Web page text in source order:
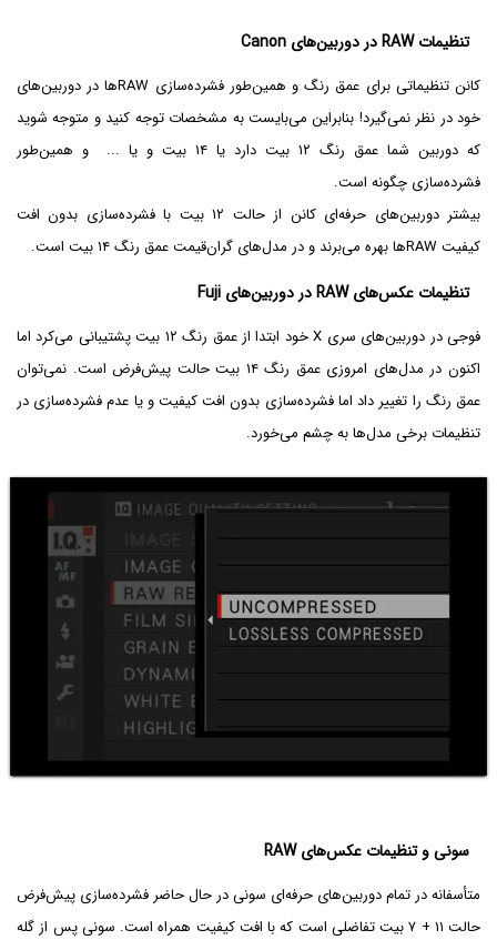
تنظیمات RAW در دوربین‌های Canon
کانن تنظیماتی برای عمق رنگ و همین‌طور فشرده‌سازی RAWها در دوربین‌های
خود در نظر نمی‌گیرد! بنابراین می‌بایست به مشخصات توجه کنید و متوجه شوید
که دوربین شما عمق رنگ ۱۲ بیت دارد یا ۱۴ بیت و یا ... و همین‌طور
فشرده‌سازی چگونه است.
بیشتر دوربین‌های حرفه‌ای کانن از حالت ۱۲ بیت با فشرده‌سازی بدون افت
کیفیت RAWها بهره می‌برند و در مدل‌های گران‌قیمت عمق رنگ ۱۴ بیت است.
تنظیمات عکس‌های RAW در دوربین‌های Fuji
فوجی در دوربین‌های سری X خود ابتدا از عمق رنگ ۱۲ بیت پشتیبانی می‌کرد اما
اکنون در مدل‌های امروزی عمق رنگ ۱۴ بیت حالت پیش‌فرض است. نمی‌توان
عمق رنگ را تغییر داد اما فشرده‌سازی بدون افت کیفیت و یا عدم فشرده‌سازی در
تنظیمات برخی مدل‌ها به چشم می‌خورد.
سونی و تنظیمات عکس‌های RAW
متأسفانه در تمام دوربین‌های حرفه‌ای سونی در حال حاضر فشرده‌سازی پیش‌فرض
حالت ۱۱ + ۷ بیت تفاضلی است که با افت کیفیت همراه است. سونی پس از گله